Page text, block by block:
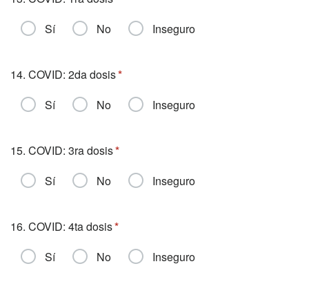
Sí
No Inseguro
14. COVID: 2da dosis
Sí
No Inseguro
15. COVID: 3ra dosis
Sí
No Inseguro
16. COVID: 4ta dosis
Sí
No Inseguro